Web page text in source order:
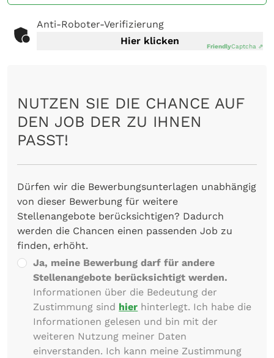
Anti-Roboter-Verifizierung
Hier klicken
FriendlyCaptcha ⇗
NUTZEN SIE DIE CHANCE AUF
DEN JOB DER ZU IHNEN
PASST!
Dürfen wir die Bewerbungsunterlagen unabhängig
von dieser Bewerbung für weitere
Stellenangebote berücksichtigen? Dadurch
werden die Chancen einen passenden Job zu
finden, erhöht.
Ja, meine Bewerbung darf für andere
Stellenangebote berücksichtigt werden.
Informationen über die Bedeutung der
Zustimmung sind hier hinterlegt. Ich habe die
Informationen gelesen und bin mit der
weiteren Nutzung meiner Daten
einverstanden. Ich kann meine Zustimmung